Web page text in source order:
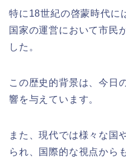
特に18世紀の啓蒙時代に
国家の運営において市民
した。
この歴史的背景は、今日
響を与えています。
また、現代では様々な国
られ、国際的な視点から